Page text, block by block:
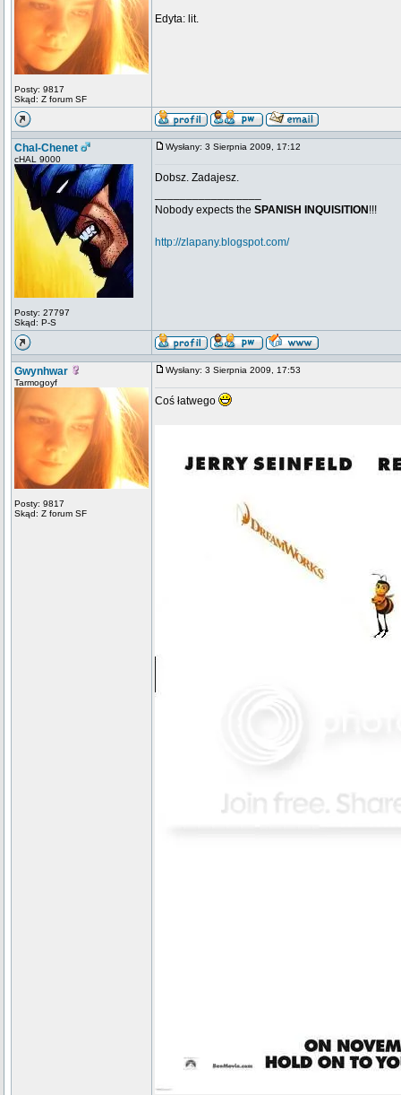
Posty: 9817
Skąd: Z forum SF
Edyta: lit.
Chal-Chenet
cHAL 9000
Posty: 27797
Skąd: P-S
Wysłany: 3 Sierpnia 2009, 17:12
Dobsz. Zadajesz.
Nobody expects the SPANISH INQUISITION !!!
http://zlapany.blogspot.com/
Gwynhwar
Tarmogoyf
Posty: 9817
Skąd: Z forum SF
Wysłany: 3 Sierpnia 2009, 17:53
Coś łatwego